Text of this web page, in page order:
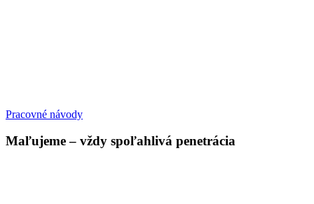
Pracovné návody
Maľujeme – vždy spoľahlivá penetrácia